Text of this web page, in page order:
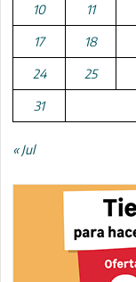
10 11
17 18
24 25
31
« Jul